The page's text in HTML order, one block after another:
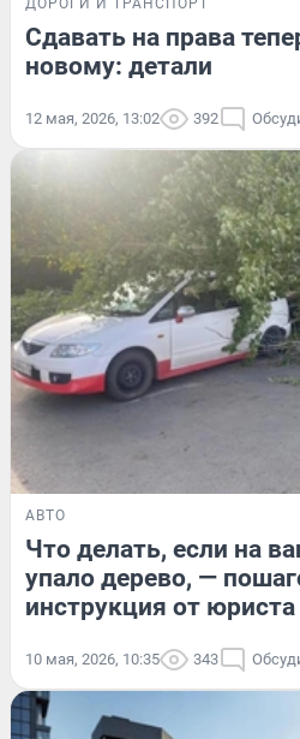
Сдавать на права
новому: детали
12 мая, 2026, 13:02 392
АВТО
Что делать, если на
упало дерево, —
инструкция от юриста
10 мая, 2026, 10:35 343